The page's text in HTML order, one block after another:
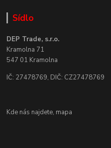
Sídlo
DEP Trade, s.r.o.
Kramolna 71
547 01 Kramolna
IČ: 27478769, DIČ: CZ27478769
Kde nás najdete, mapa